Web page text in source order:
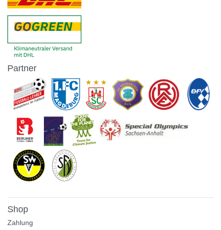
Partner
Shop
Zahlung